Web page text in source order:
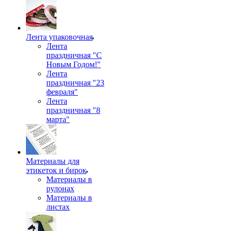
Лента упаковочная
Лента
праздничная "С
Новым Годом!"
Лента
праздничная "23
февраля"
Лента
праздничная "8
марта"
Материалы для
этикеток и бирок
Материалы в
рулонах
Материалы в
листах